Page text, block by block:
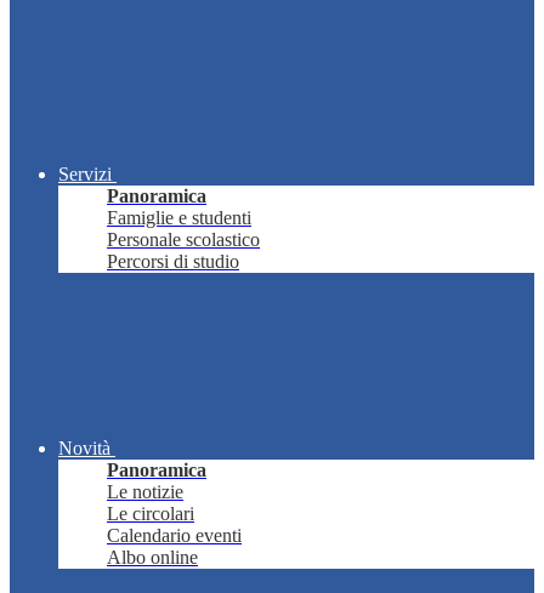
Servizi
Panoramica
Famiglie e studenti
Personale scolastico
Percorsi di studio
Novità
Panoramica
Le notizie
Le circolari
Calendario eventi
Albo online